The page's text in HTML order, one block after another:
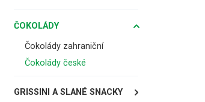
ČOKOLÁDY
Čokolády zahraniční
Čokolády české
GRISSINI A SLANÉ SNACKY